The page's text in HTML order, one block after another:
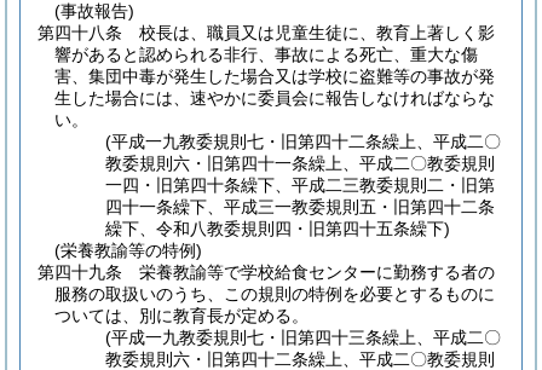
(事故報告)
第四十八条
校長は、職員又は児童生徒に、教育上著しく影
響があると認められる非行、事故による死亡、重大な傷
害、集団中毒が発生した場合又は学校に盗難等の事故が発
生した場合には、速やかに委員会に報告しなければならな
い。
(平成一九教委規則七・旧第四十二条繰上、平成二〇
教委規則六・旧第四十一条繰上、平成二〇教委規則
一四・旧第四十条繰下、平成二三教委規則二・旧第
四十一条繰下、平成三一教委規則五・旧第四十二条
繰下、令和八教委規則四・旧第四十五条繰下)
(栄養教諭等の特例)
第四十九条
栄養教諭等で学校給食センターに勤務する者の
服務の取扱いのうち、この規則の特例を必要とするものに
ついては、別に教育長が定める。
(平成一九教委規則七・旧第四十三条繰上、平成二〇
教委規則六・旧第四十二条繰上、平成二〇教委規則